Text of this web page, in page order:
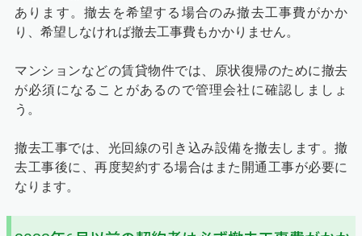
あります。撤去を希望する場合のみ撤去工事費がかか
り、希望しなければ撤去工事費もかかりません。
マンションなどの賃貸物件では、原状復帰のために撤去
が必須になることがあるので管理会社に確認しましょ
う。
撤去工事では、光回線の引き込み設備を撤去します。撤
去工事後に、再度契約する場合はまた開通工事が必要に
なります。